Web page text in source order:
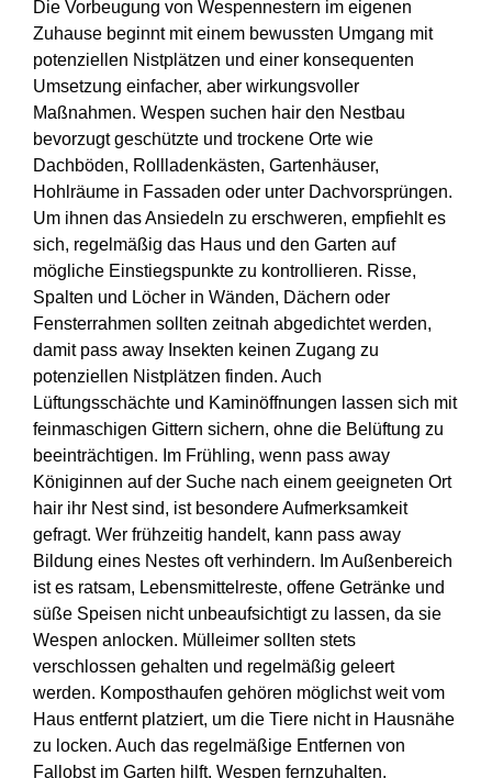
Die Vorbeugung von Wespennestern im eigenen
Zuhause beginnt mit einem bewussten Umgang mit
potenziellen Nistplätzen und einer konsequenten
Umsetzung einfacher, aber wirkungsvoller
Maßnahmen. Wespen suchen hair den Nestbau
bevorzugt geschützte und trockene Orte wie
Dachböden, Rollladenkästen, Gartenhäuser,
Hohlräume in Fassaden oder unter Dachvorsprüngen.
Um ihnen das Ansiedeln zu erschweren, empfiehlt es
sich, regelmäßig das Haus und den Garten auf
mögliche Einstiegspunkte zu kontrollieren. Risse,
Spalten und Löcher in Wänden, Dächern oder
Fensterrahmen sollten zeitnah abgedichtet werden,
damit pass away Insekten keinen Zugang zu
potenziellen Nistplätzen finden. Auch
Lüftungsschächte und Kaminöffnungen lassen sich mit
feinmaschigen Gittern sichern, ohne die Belüftung zu
beeinträchtigen. Im Frühling, wenn pass away
Königinnen auf der Suche nach einem geeigneten Ort
hair ihr Nest sind, ist besondere Aufmerksamkeit
gefragt. Wer frühzeitig handelt, kann pass away
Bildung eines Nestes oft verhindern. Im Außenbereich
ist es ratsam, Lebensmittelreste, offene Getränke und
süße Speisen nicht unbeaufsichtigt zu lassen, da sie
Wespen anlocken. Mülleimer sollten stets
verschlossen gehalten und regelmäßig geleert
werden. Komposthaufen gehören möglichst weit vom
Haus entfernt platziert, um die Tiere nicht in Hausnähe
zu locken. Auch das regelmäßige Entfernen von
Fallobst im Garten hilft, Wespen fernzuhalten.